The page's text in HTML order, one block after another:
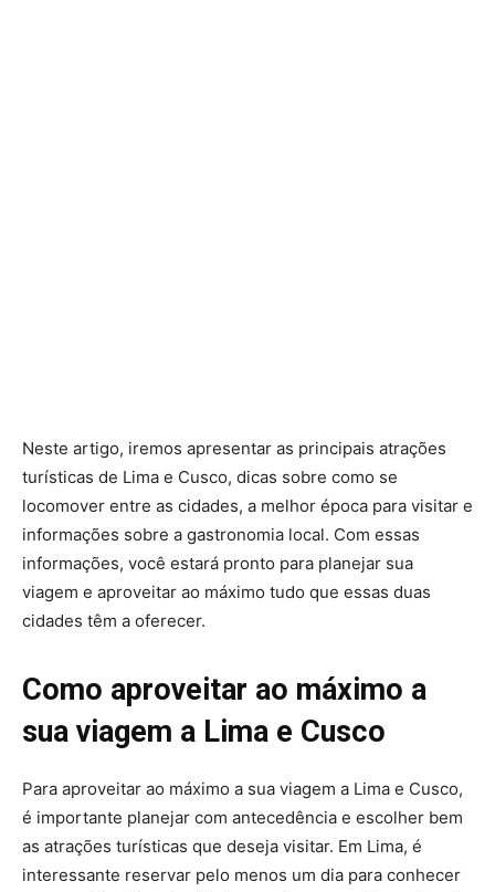
Neste artigo, iremos apresentar as principais atrações
turísticas de Lima e Cusco, dicas sobre como se
locomover entre as cidades, a melhor época para visitar e
informações sobre a gastronomia local. Com essas
informações, você estará pronto para planejar sua
viagem e aproveitar ao máximo tudo que essas duas
cidades têm a oferecer.
Como aproveitar ao máximo a
sua viagem a Lima e Cusco
Para aproveitar ao máximo a sua viagem a Lima e Cusco,
é importante planejar com antecedência e escolher bem
as atrações turísticas que deseja visitar. Em Lima, é
interessante reservar pelo menos um dia para conhecer